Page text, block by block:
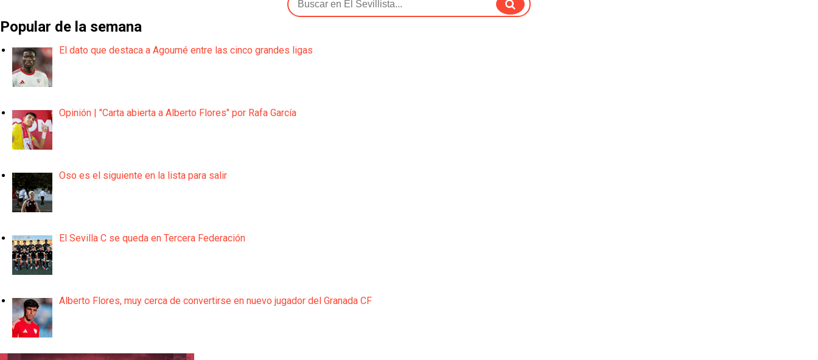
Popular de la semana
El dato que destaca a Agoumé entre las cinco grandes ligas
Opinión | "Carta abierta a Alberto Flores" por Rafa García
Oso es el siguiente en la lista para salir
El Sevilla C se queda en Tercera Federación
Alberto Flores, muy cerca de convertirse en nuevo jugador del Granada CF